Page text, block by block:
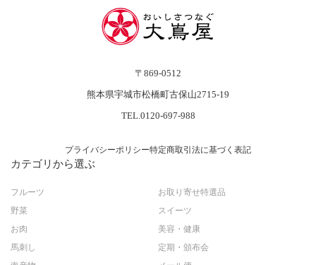
〒869-0512
熊本県宇城市松橋町古保山2715-19
TEL.0120-697-988
プライバシーポリシー特定商取引法に基づく表記
カテゴリから選ぶ
フルーツ
野菜
お肉
馬刺し
お取り寄せ特選品
スイーツ
美容・健康
定期・頒布会